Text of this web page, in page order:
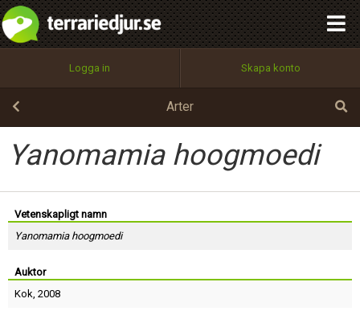
Logga in Skapa konto
Arter
Yanomamia hoogmoedi
Vetenskapligt namn
Yanomamia hoogmoedi
Auktor
Kok, 2008
Utför
100%
OK
integritetspolicy
Namn:
Epost:
Lösenord:
Begär nytt lösenord
Tillbaka till förstasidan